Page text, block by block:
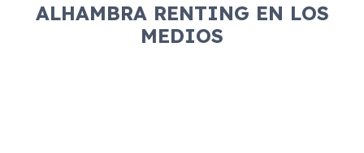
ALHAMBRA RENTING EN LOS
MEDIOS